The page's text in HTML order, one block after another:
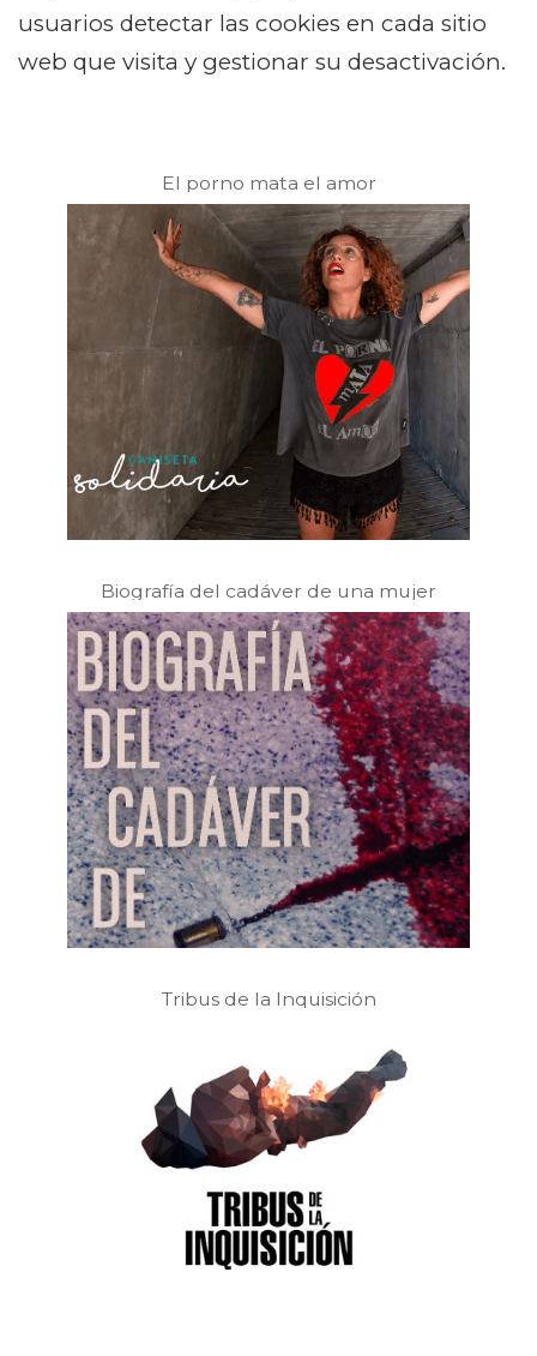
usuarios detectar las cookies en cada sitio
web que visita y gestionar su desactivación.
El porno mata el amor
Biografía del cadáver de una mujer
Tribus de la Inquisición